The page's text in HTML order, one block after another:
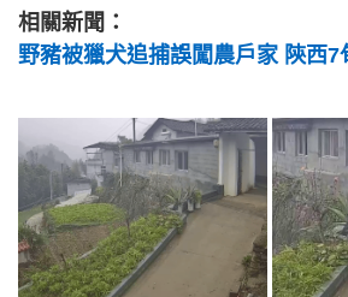
相關新聞：
野豬被獵犬追捕誤闖農戶家 陝西7